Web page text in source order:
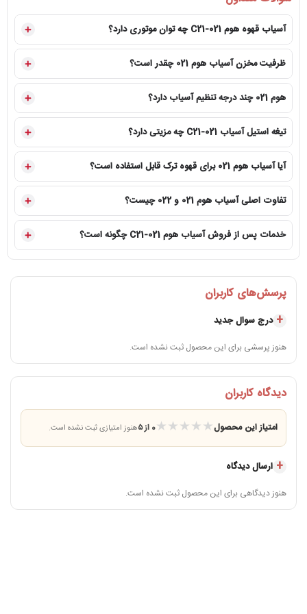
توان موتور
نوع تیغه
ظرفیت هاپر
تنظیم درجه 19 درجه اصلی از ریز تا درشت
روش خروجی مخزن
جنس بدنه
محدوده خروجی اسپرسو،
خروجی بسیار ریز قابل تنظیم
رنگ‌بندی
خدمات پس از فروش
شات‌زن آسیاب هوم 021 چگونه کار
می‌کند؟
آماده‌سازی چند اسپرسو پشت‌سرهم، سرعت کار را افزایش می‌دهد و نیاز به برداشتن پودر
آسیاب قهوه هوم C21-021 چه توان موتوری دارد؟
ظرفیت مخزن آسیاب هوم 021 چقدر است؟
هوم 021 چند درجه تنظیم آسیاب دارد؟
تیغه استیل آسیاب C21-021 چه مزیتی دارد؟
آیا آسیاب هوم 021 برای قهوه ترک قابل استفاده است؟
تفاوت اصلی آسیاب هوم 021 و 022 چیست؟
خدمات پس از فروش آسیاب هوم C21-021 چگونه است؟
پرسش‌های کاربران
درج سوال جدید
هنوز پرسشی برای این محصول ثبت نشده است.
دیدگاه کاربران
امتیاز این محصول ★★★★★ 0 از ۵ هنوز امتیازی ثبت نشده است.
ارسال دیدگاه
هنوز دیدگاهی برای این محصول ثبت نشده است.